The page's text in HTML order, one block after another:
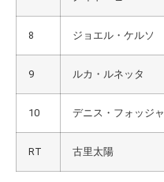
8 ジョエル・ケルソ
9 ルカ・ルネッタ
10 デニス・フォッジャ
RT 古里太陽